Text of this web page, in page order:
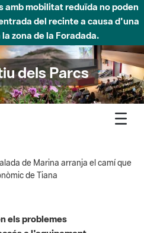
dels Parcs
de Marina arranja el camí que
els problemes
Serralada